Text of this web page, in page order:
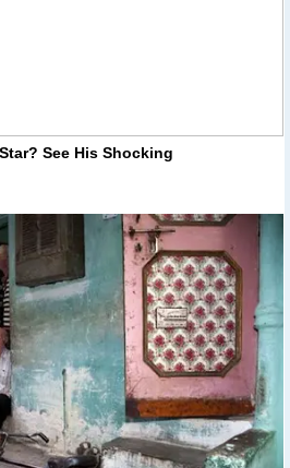
See His Shocking